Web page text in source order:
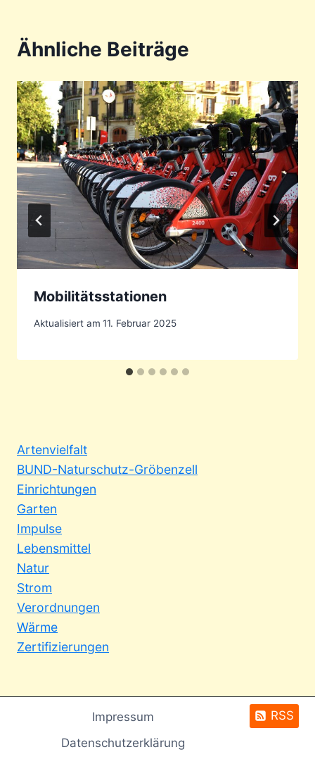
Ähnliche Beiträge
Mobilitätsstationen
Aktualisiert am 11. Februar 2025
Artenvielfalt
BUND-Naturschutz-Gröbenzell
Einrichtungen
Garten
Impulse
Lebensmittel
Natur
Strom
Verordnungen
Wärme
Zertifizierungen
Impressum
Datenschutzerklärung
RSS